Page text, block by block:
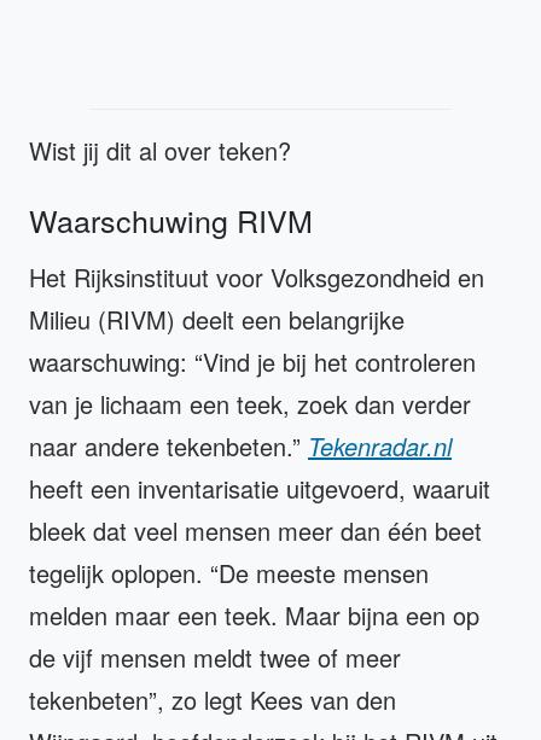
Wist jij dit al over teken?
Waarschuwing RIVM
Het Rijksinstituut voor Volksgezondheid en
Milieu (RIVM) deelt een belangrijke
waarschuwing: “Vind je bij het controleren
van je lichaam een teek, zoek dan verder
naar andere tekenbeten.” Tekenradar.nl
heeft een inventarisatie uitgevoerd, waaruit
bleek dat veel mensen meer dan één beet
tegelijk oplopen. “De meeste mensen
melden maar een teek. Maar bijna een op
de vijf mensen meldt twee of meer
tekenbeten”, zo legt Kees van den